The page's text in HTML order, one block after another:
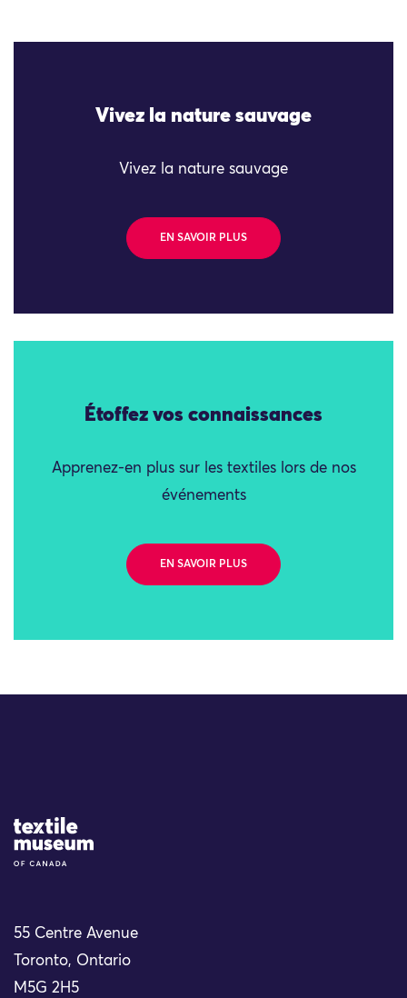
Vivez la nature sauvage
Vivez la nature sauvage
EN SAVOIR PLUS
Étoffez vos connaissances
Apprenez-en plus sur les textiles lors de nos
événements
EN SAVOIR PLUS
Site Logo
55 Centre Avenue
Toronto, Ontario
M5G 2H5